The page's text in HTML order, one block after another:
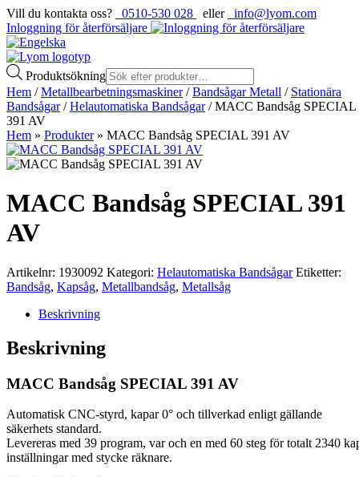
Vill du kontakta oss? 0510-530 028 eller
info@lyom.com
Inloggning för återförsäljare
Produktsökning
Hem /Metallbearbetningsmaskiner/Bandsågar Metall / Stationära
Bandsågar/Helautomatiska Bandsågar/ MACC Bandsåg SPECIAL
391 AV
Hem » Produkter» MACC Bandsåg SPECIAL 391 AV
MACC Bandsåg SPECIAL 391
AV
Artikelnr: 1930092 Kategori: Helautomatiska Bandsågar Etiketter:
Bandsåg, Kapsåg, Metallbandsåg, Metallsåg
Beskrivning
Beskrivning
MACC Bandsåg SPECIAL 391 AV
Automatisk CNC-styrd, kapar 0° och tillverkad enligt gällande
säkerhets standard.
Levereras med 39 program, var och en med 60 steg för totalt 2340
inställningar med stycke räknare.